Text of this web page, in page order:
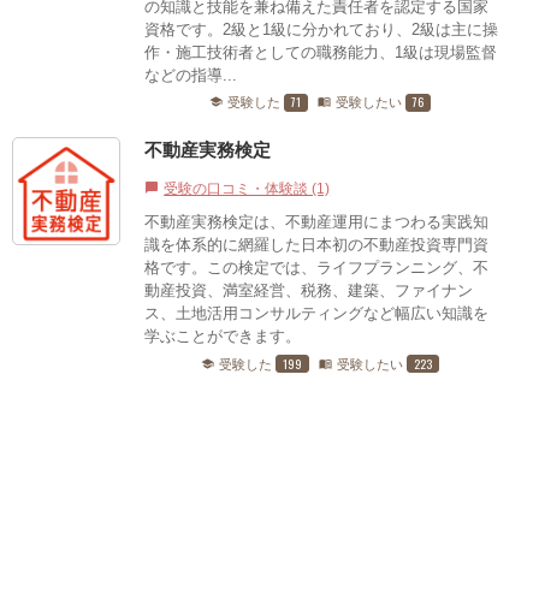
の知識と技能を兼ね備えた責任者を認定する国家
資格です。2級と1級に分かれており、2級は主に操
作・施工技術者としての職務能力、1級は現場監督
などの指導...
school 受験した 71 menu_book 受験したい 76
不動産実務検定
chat_bubble 受験の口コミ・体験談 (1)
不動産実務検定は、不動産運用にまつわる実践知
識を体系的に網羅した日本初の不動産投資専門資
格です。この検定では、ライフプランニング、不
動産投資、満室経営、税務、建築、ファイナン
ス、土地活用コンサルティングなど幅広い知識を
学ぶことができます。
school 受験した 199 menu_book 受験したい 223